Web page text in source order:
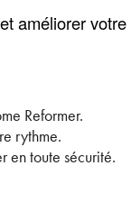
améliorer
Reformer.
rythme.
en toute sécurité.